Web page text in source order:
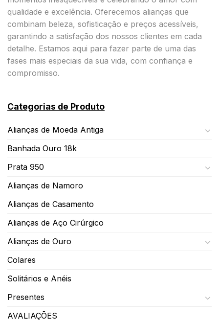
qualidade e excelência. Oferecemos alianças que
combinam beleza, sofisticação e preços acessíveis,
garantindo a satisfação dos nossos clientes em cada
detalhe. Estamos aqui para fazer parte de uma das
fases mais especiais da sua vida, com confiança e
compromisso.
Categorias de Produto
Alianças de Moeda Antiga
Banhada Ouro 18k
Prata 950
Alianças de Namoro
Alianças de Casamento
Alianças de Aço Cirúrgico
Alianças de Ouro
Colares
Solitários e Anéis
Presentes
AVALIAÇÕES